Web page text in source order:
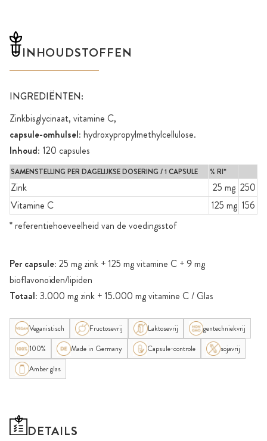
INHOUDSTOFFEN
INGREDIËNTEN:
Zinkbisglycinaat, vitamine C,
capsule-omhulsel: hydroxypropylmethylcellulose.
Inhoud: 120 capsules
SAMENSTELLING PER DAGELIJKSE DOSERING / 1 CAPSULE % RI*
Zink 25 mg 250
Vitamine C
125 mg 156
* referentiehoeveelheid van de voedingsstof
Per capsule: 25 mg zink + 125 mg vitamine C + 9 mg
bioflavonoïden/lipiden
Totaal: 3.000 mg zink + 15.000 mg vitamine C / Glas
Veganistisch Fructosevrij Laktosevrij
gentechniekvrij
100%
Made in Germany Capsule-controle
sojavrij
Amber glas
DETAILS